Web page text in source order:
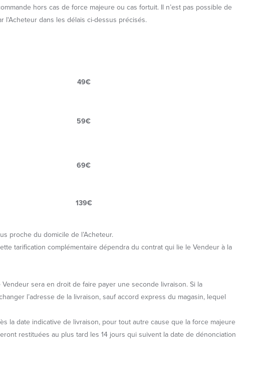
hors cas de force majeure ou cas fortuit. Il n’est pas possible de
l'Acheteur dans les délais ci-dessus précisés.
49€
59€
69€
139€
proche du domicile de l’Acheteur.
tarification complémentaire dépendra du contrat qui lie le Vendeur à la
Vendeur sera en droit de faire payer une seconde livraison. Si la
l’adresse de la livraison, sauf accord express du magasin, lequel
la date indicative de livraison, pour tout autre cause que la force majeure
restituées au plus tard les 14 jours qui suivent la date de dénonciation